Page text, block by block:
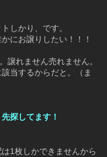
しかり、です。
にお譲りしたい！！！
れません売れません。
当するからだと。（ま
探してます！
1枚しかできませんから